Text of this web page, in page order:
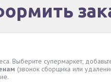
Выберите супермаркет,
(звонок сборщика или